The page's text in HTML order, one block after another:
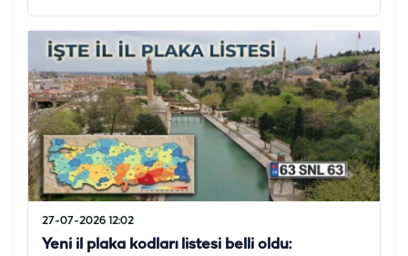
27-07-2026 12:02
Yeni il plaka kodları listesi belli oldu: